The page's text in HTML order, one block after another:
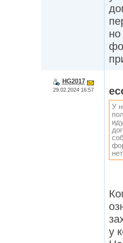
HG2017
29.02.2024 16:57
У
нет
у